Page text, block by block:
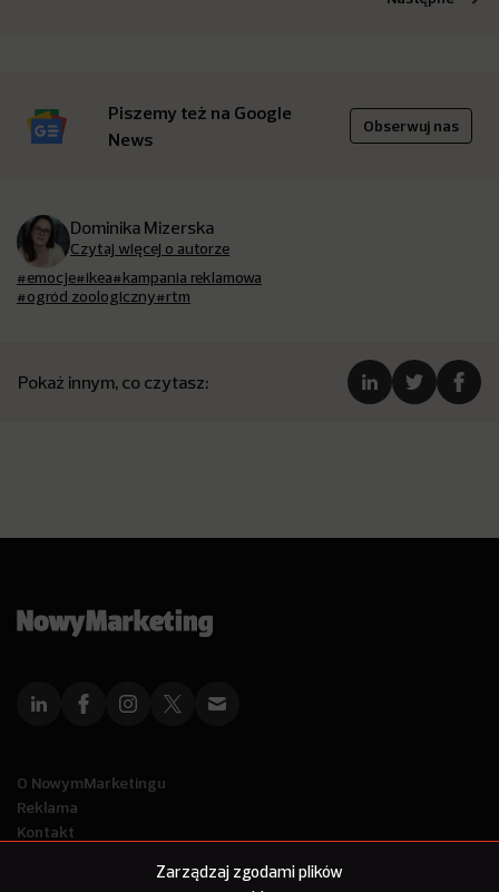
Zarządzaj zgodami plików
Piszemy też na Google
News
Obserwuj nas
Dominika Mizerska
Czytaj więcej o autorze
#emocje#ikea#kampania reklamowa
#ogród zoologiczny#rtm
Pokaż innym, co czytasz:
O NowymMarketingu
Reklama
Kontakt